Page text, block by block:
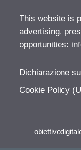
This website is
advertising,
opportunities:
Dichiarazione
Cookie Policy